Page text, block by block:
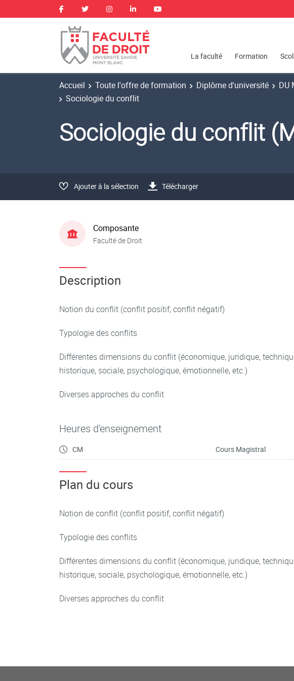
La faculté Formation
Accueil Toute l'offre de formation Diplôme d'université DU
Sociologie du conflit
Sociologie du conflit
Ajouter à la sélection Télécharger
Composante
Faculté de Droit
Description
Notion du conflit (conflit positif, conflit négatif)
Typologie des conflits
Différentes dimensions du conflit (économique, juridique,
historique, sociale, psychologique, émotionnelle, etc.)
Diverses approches du conflit
Heures d'enseignement
CM Cours Magistral
Plan du cours
Notion de conflit (conflit positif, conflit négatif)
Typologie des conflits
Différentes dimensions du conflit (économique, juridique,
historique, sociale, psychologique, émotionnelle, etc.)
Diverses approches du conflit